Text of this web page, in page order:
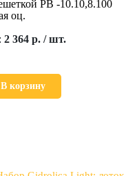
РВ -10.10,8.100
оц.
2 364 р. / шт.
В корзину